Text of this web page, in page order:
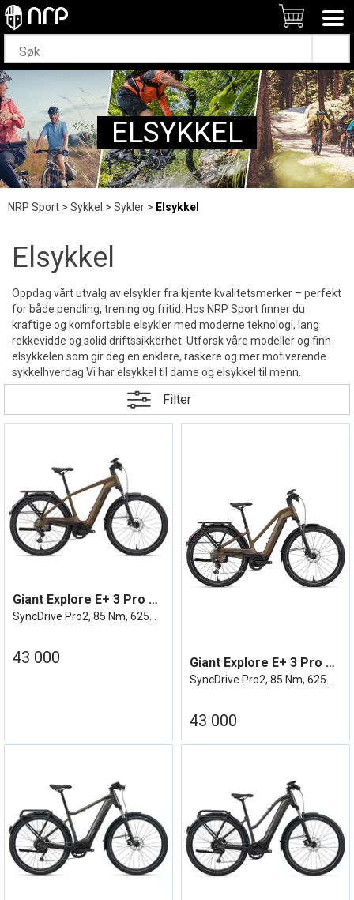
ELSYKKEL
NRP Sport>Sykkel >Sykler> Elsykkel
Elsykkel
Oppdag vårt utvalg av elsykler fra kjente kvalitetsmerker – perfekt
for både pendling, trening og fritid. Hos NRP Sport finner du
kraftige og komfortable elsykler med moderne teknologi, lang
rekkevidde og solid driftssikkerhet. Utforsk våre modeller og finn
elsykkelen som gir deg en enklere, raskere og mer motiverende
sykkelhverdag.Vi har elsykkel til dame og elsykkel til menn.
Filter
Giant Explore E+ 3 Pro DD Pyrite Brown
43 000 Giant Explore E+ 3 Pro STA Pyrite Brown
43 000